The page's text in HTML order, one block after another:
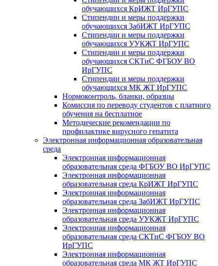
обучающихся КрИЖТ ИрГУПС
Стипендии и меры поддержки
обучающихся ЗабИЖТ ИрГУПС
Стипендии и меры поддержки
обучающихся УУКЖТ ИрГУПС
Стипендии и меры поддержки
обучающихся СКТиС ФГБОУ ВО
ИрГУПС
Стипендии и меры поддержки
обучающихся МК ЖТ ИрГУПС
Нормоконтроль, бланки, образцы
Комиссия по переводу студентов с платного
обучения на бесплатное
Методические рекомендации по
профилактике вирусного гепатита
Электронная информационная образовательная
среда
Электронная информационная
образовательная среда ФГБОУ ВО ИрГУПС
Электронная информационная
образовательная среда КрИЖТ ИрГУПС
Электронная информационная
образовательная среда ЗабИЖТ ИрГУПС
Электронная информационная
образовательная среда УУКЖТ ИрГУПС
Электронная информационная
образовательная среда СКТиС ФГБОУ ВО
ИрГУПС
Электронная информационная
образовательная среда МК ЖТ ИрГУПС